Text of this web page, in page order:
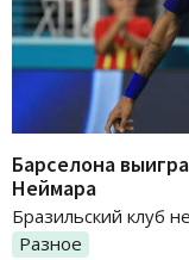
Барселона
Неймара
Бразильский клуб
Разное